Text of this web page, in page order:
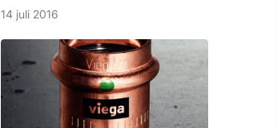
14 juli 2016